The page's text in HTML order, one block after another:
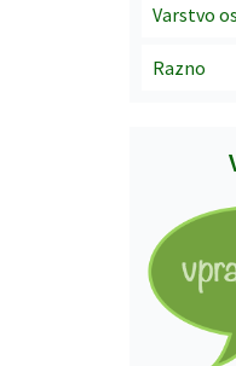
Varstvo
Razno